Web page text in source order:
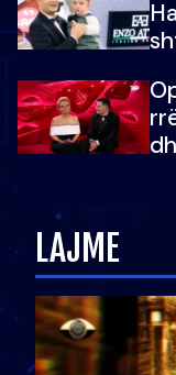
LAJME